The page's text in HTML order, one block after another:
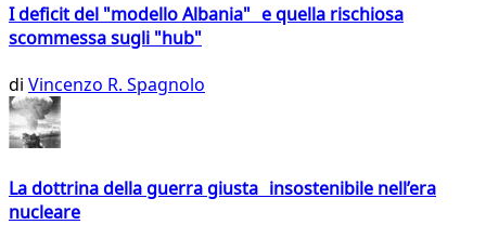
I deficit del "modello Albania" e quella rischiosa
scommessa sugli "hub"
di Vincenzo R. Spagnolo
La dottrina della guerra giusta insostenibile nell’era
nucleare